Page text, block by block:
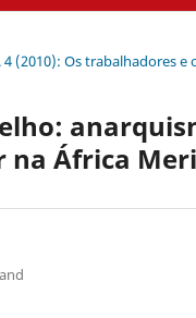
4 (2010): Os trabalhadores
na África